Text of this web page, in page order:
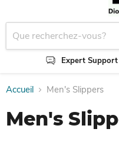
Expert
Accueil Men's Slippers
Men's